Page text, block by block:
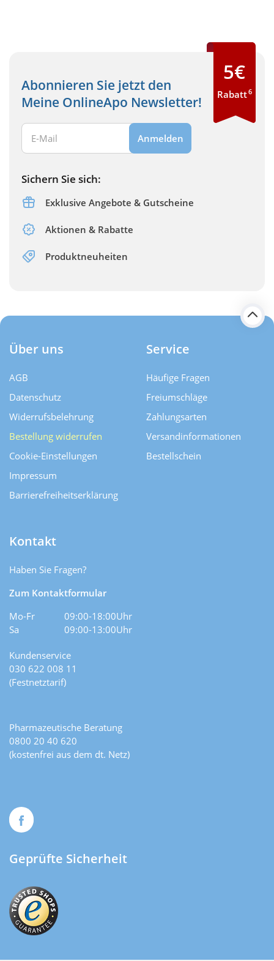
Abonnieren Sie jetzt den
Meine OnlineApo Newsletter!
Ihre E-Mail Adresse:
Anmelden
Sichern Sie sich:
Exklusive Angebote & Gutscheine
Aktionen & Rabatte
Produktneuheiten
5€
Rabatt6
Über uns
AGB
Datenschutz
Widerrufsbelehrung
Bestellung widerrufen
Cookie-Einstellungen
Impressum
Barrierefreiheitserklärung
Service
Häufige Fragen
Freiumschläge
Zahlungsarten
Versand­informationen
Bestellschein
Kontakt
Haben Sie Fragen?
Zum Kontaktformular
Mo-Fr
09:00-18:00Uhr
Sa
09:00-13:00Uhr
Kundenservice
030 622 008 11
(Festnetztarif)
Pharmazeutische Beratung
0800 20 40 620
(kostenfrei aus dem dt. Netz)
Geprüfte Sicherheit